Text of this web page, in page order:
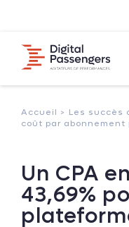
Accueil > Les succès
coût par abonnement
Un CPA
43,69%